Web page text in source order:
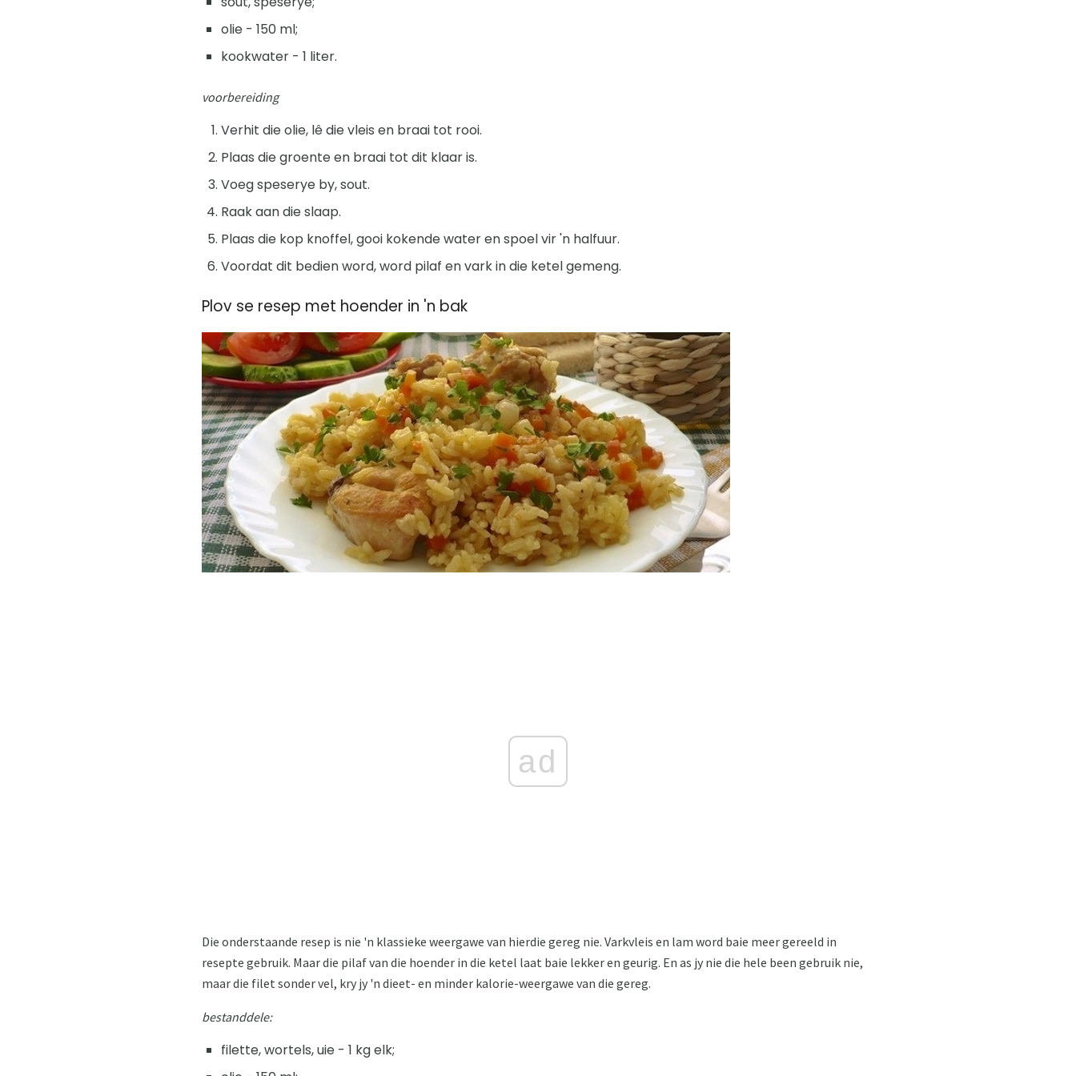
olie - 150 ml;
kookwater - 1 liter.
voorbereiding
Verhit die olie, lê die vleis en braai tot rooi.
Plaas die groente en braai tot dit klaar is.
Voeg speserye by, sout.
Raak aan die slaap.
Plaas die kop knoffel, gooi kokende water en spoel vir 'n halfuur.
Voordat dit bedien word, word pilaf en vark in die ketel gemeng.
Plov se resep met hoender in 'n bak
ad
Die onderstaande resep is nie 'n klassieke weergawe van hierdie gereg nie. Varkvleis en lam word baie meer gereeld in
resepte gebruik. Maar die pilaf van die hoender in die ketel laat baie lekker en geurig. En as jy nie die hele been gebruik nie,
maar die filet sonder vel, kry jy 'n dieet- en minder kalorie-weergawe van die gereg.
bestanddele:
filette, wortels, uie - 1 kg elk;